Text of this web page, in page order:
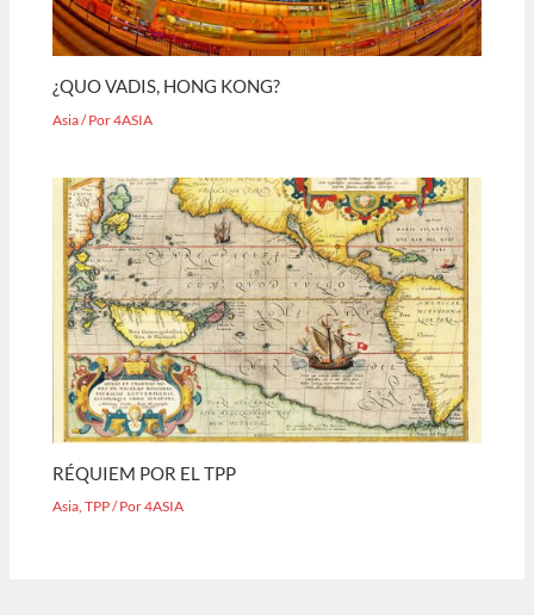
¿QUO VADIS, HONG KONG?
Asia/ Por4ASIA
RÉQUIEM POR EL TPP
Asia,TPP/ Por4ASIA